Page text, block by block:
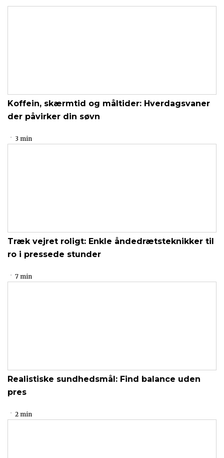
Koffein, skærmtid og måltider: Hverdagsvaner
der påvirker din søvn
3 min
Træk vejret roligt: Enkle åndedrætsteknikker til
ro i pressede stunder
7 min
Realistiske sundhedsmål: Find balance uden
pres
2 min